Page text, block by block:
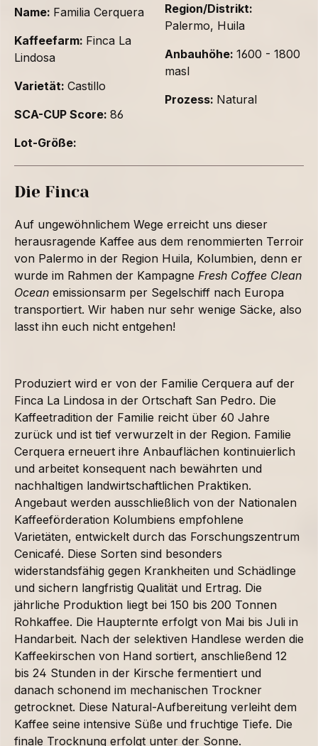
Name: Familia Cerquera
Kaffeefarm: Finca La
Lindosa
Varietät: Castillo
SCA-CUP Score: 86
Lot-Größe:
Region/Distrikt:
Palermo, Huila
Anbauhöhe: 1600 - 1800
masl
Prozess: Natural
Die Finca
Auf ungewöhnlichem Wege erreicht uns dieser
herausragende Kaffee aus dem renommierten Terroir
von Palermo in der Region Huila, Kolumbien, denn er
wurde im Rahmen der Kampagne Fresh Coffee Clean
Ocean emissionsarm per Segelschiff nach Europa
transportiert. Wir haben nur sehr wenige Säcke, also
lasst ihn euch nicht entgehen!
Produziert wird er von der Familie Cerquera auf der
Finca La Lindosa in der Ortschaft San Pedro. Die
Kaffeetradition der Familie reicht über 60 Jahre
zurück und ist tief verwurzelt in der Region. Familie
Cerquera erneuert ihre Anbauflächen kontinuierlich
und arbeitet konsequent nach bewährten und
nachhaltigen landwirtschaftlichen Praktiken.
Angebaut werden ausschließlich von der Nationalen
Kaffeeförderation Kolumbiens empfohlene
Varietäten, entwickelt durch das Forschungszentrum
Cenicafé. Diese Sorten sind besonders
widerstandsfähig gegen Krankheiten und Schädlinge
und sichern langfristig Qualität und Ertrag. Die
jährliche Produktion liegt bei 150 bis 200 Tonnen
Rohkaffee. Die Haupternte erfolgt von Mai bis Juli in
Handarbeit. Nach der selektiven Handlese werden die
Kaffeekirschen von Hand sortiert, anschließend 12
bis 24 Stunden in der Kirsche fermentiert und
danach schonend im mechanischen Trockner
getrocknet. Diese Natural-Aufbereitung verleiht dem
Kaffee seine intensive Süße und fruchtige Tiefe. Die
finale Trocknung erfolgt unter der Sonne.